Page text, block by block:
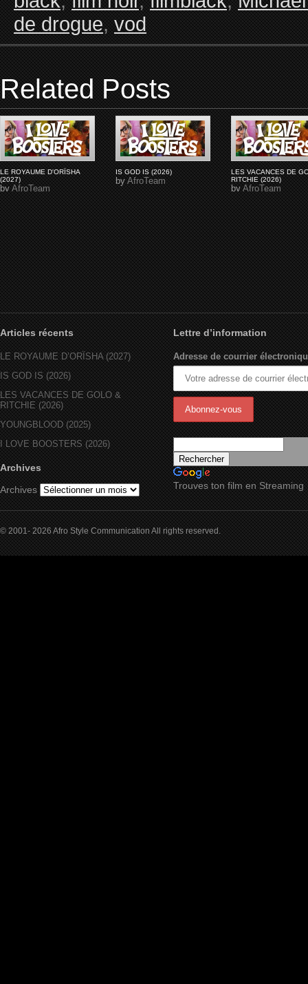
de drogue,vod
Related Posts
LE ROYAUME D'ORÏSHA
(2027)
byAfroTeam
IS GOD IS (2026)
byAfroTeam
LES VACANCES DE
RITCHIE (2026)
byAfroTeam
Articles récents
LE ROYAUME D’ORÏSHA (2027)
IS GOD IS (2026)
LES VACANCES DE GOLO &
RITCHIE (2026)
YOUNGBLOOD (2025)
I LOVE BOOSTERS (2026)
Archives
Archives
Lettre d’information
Adresse de courrier
Trouves ton film en Streaming
© 2001- 2026 Afro Style Communication All rights reserved.